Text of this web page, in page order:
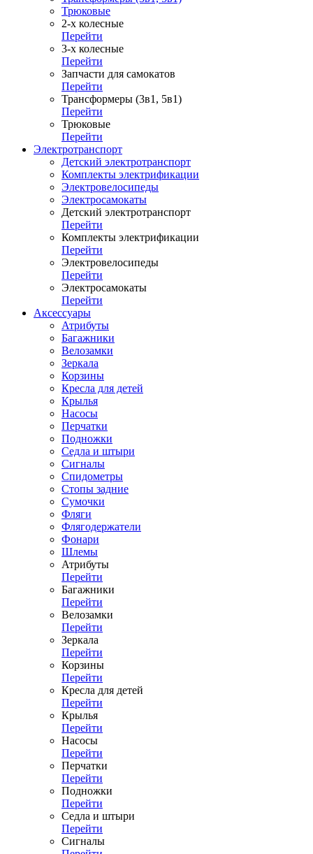
Трюковые
2-х колесные
Перейти
3-х колесные
Перейти
Запчасти для самокатов
Перейти
Трансформеры (3в1, 5в1)
Перейти
Трюковые
Перейти
Электротранспорт
Детский электротранспорт
Комплекты электрификации
Электровелосипеды
Электросамокаты
Детский электротранспорт
Перейти
Комплекты электрификации
Перейти
Электровелосипеды
Перейти
Электросамокаты
Перейти
Аксессуары
Атрибуты
Багажники
Велозамки
Зеркала
Корзины
Кресла для детей
Крылья
Насосы
Перчатки
Подножки
Седла и штыри
Сигналы
Спидометры
Стопы задние
Сумочки
Фляги
Флягодержатели
Фонари
Шлемы
Атрибуты
Перейти
Багажники
Перейти
Велозамки
Перейти
Зеркала
Перейти
Корзины
Перейти
Кресла для детей
Перейти
Крылья
Перейти
Насосы
Перейти
Перчатки
Перейти
Подножки
Перейти
Седла и штыри
Перейти
Сигналы